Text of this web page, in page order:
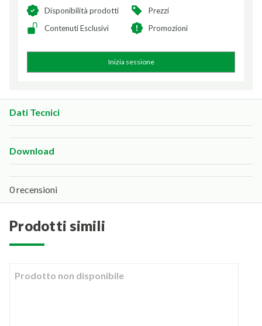
Disponibilità prodotti
Prezzi
Contenuti Esclusivi
Promozioni
Inizia sessione
Dati Tecnici
Download
0 recensioni
prodotti simili
Prodotto non disponibile